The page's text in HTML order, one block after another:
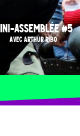
ASSEMBLÉE #5
AVEC ARTHUR RIBO